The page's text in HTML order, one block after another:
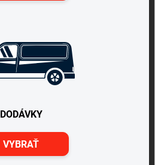
DODÁVKY
VYBRAŤ